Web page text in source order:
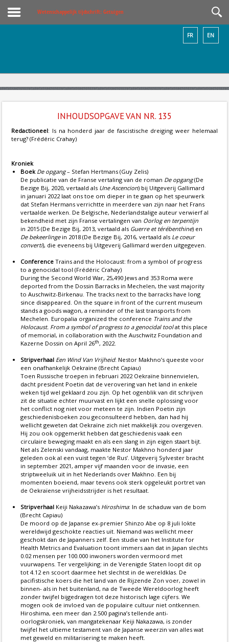
Wetenschappelijk tijdschrift: Getuigen
EN
FR
INHOUDSOPGAVE VAN NR. 135
Redactioneel: Is na honderd jaar de fascistische dreiging weer helemaal
terug? (Frédéric Crahay)
Kroniek
Boek De opgang– Stefan Hertmans (Guy Zelis)
De publicatie van de Franse vertaling van de roman De opgang(De
Bezige Bij, 2020, vertaald als Une Ascencion) bij Uitgeverij Gallimard
in januari 2022 laat ons toe om dieper in te gaan op het speurwerk
dat Stefan Hermans verrichtte in meerdere van zijn naar het Frans
vertaalde werken. De Belgische, Nederlandstalige auteur verwierf al
bekendheid met zijn Franse vertalingen van Oorlog en terpentijn
in 2015 (De Bezige Bij, 2013, vertaald als Guerre et térébenthine) en
De bekeerlingein 2018 (De Bezige Bij, 2016, vertaald als Le coeur
converti), die eveneens bij Uitgeverij Gallimard werden uitgegeven.
Conference Trains and the Holocaust: from a symbol of progress
to a genocidal tool (Frédéric Crahay)
During the Second World War, 25,490 Jews and 353 Roma were
deported from the Dossin Barracks in Mechelen, the vast majority
to Auschwitz-Birkenau. The tracks next to the barracks have long
since disappeared. On the square in front of the current museum
stands a goods wagon, a reminder of the last transports from
Mechelen. Europalia organized the conference Trains and the
Holocaust. From a symbol of progress to a genocidal toolat this place
of memorial, in collaboration with the Auschwitz Foundation and
Kazerne Dossin on April 26th, 2022.
Stripverhaal Een Wind Van Vrijheid: Nestor Makhno’s queeste voor
een onafhankelijk Oekraïne (Brecht Capiau)
Toen Russische troepen in februari 2022 Oekraïne binnenvielen,
dacht president Poetin dat de verovering van het land in enkele
weken tijd wel geklaard zou zijn. Op het ogenblik van dit schrijven
zit de situatie echter muurvast en lijkt een snelle oplossing voor
het conflict nog niet voor meteen te zijn. Indien Poetin zijn
geschiedenisboeken zou geconsulteerd hebben, dan had hij
wellicht geweten dat Oekraïne zich niet makkelijk zou overgeven.
Hij zou ook opgemerkt hebben dat geschiedenis vaak een
circulaire beweging maakt en als een slang in zijn eigen staart bijt.
Net als Zelenski vandaag, maakte Nestor Makhno honderd jaar
geleden ook al een vuist tegen ‘de Rus’. Uitgeverij Sylvester bracht
in september 2021, amper vijf maanden voor de invasie, een
striptweeluik uit in het Nederlands over Makhno. Een bij
momenten boeiend, maar tevens ook sterk opgeleukt portret van
de Oekraïense vrijheidsstrijder is het resultaat.
Stripverhaal Keiji Nakazawa’s Hiroshima: In de schaduw van de bom
(Brecht Capiau)
De moord op de Japanse ex-premier Shinzo Abe op 8 juli lokte
wereldwijd geschokte reacties uit. Niemand was wellicht meer
geschokt dan de Japanners zelf. Een studie van het Institute for
Health Metrics and Evaluation toont immers aan dat in Japan slechts
0.02 mensen per 100.000 inwoners worden vermoord met
vuurwapens. Ter vergelijking: in de Verenigde Staten loopt dit op
tot 4.12 en scoort daarmee het slechtst in de wereldklas. De
pacifistische koers die het land van de Rijzende Zon voer, zowel in
binnen- als in het buitenland, na de Tweede Wereldoorlog heeft
zonder twijfel bijgedragen tot deze historisch lage cijfers. We
mogen ook de invloed van de populaire cultuur niet ontkennen.
Hiroshima, een meer dan 2.500 pagina’s tellende anti-
oorlogskroniek, van mangatekenaar Keiji Nakazawa, is zonder
twijfel het ultieme testament van de Japanse weerzin van alles wat
met geweld en militarisering te maken heeft.